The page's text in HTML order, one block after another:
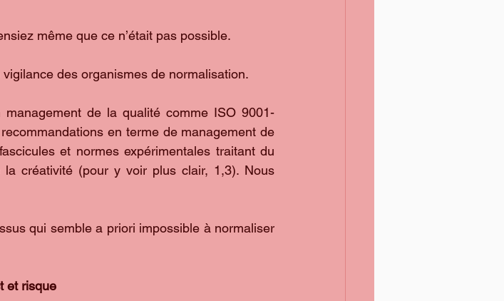
même que ce n’était pas possible.
des organismes de normalisation.
de la qualité comme ISO 9001-
en terme de management de
et normes expérimentales traitant du
la créativité (pour y voir plus clair, 1,3). Nous
qui semble a priori impossible à normaliser
et risque